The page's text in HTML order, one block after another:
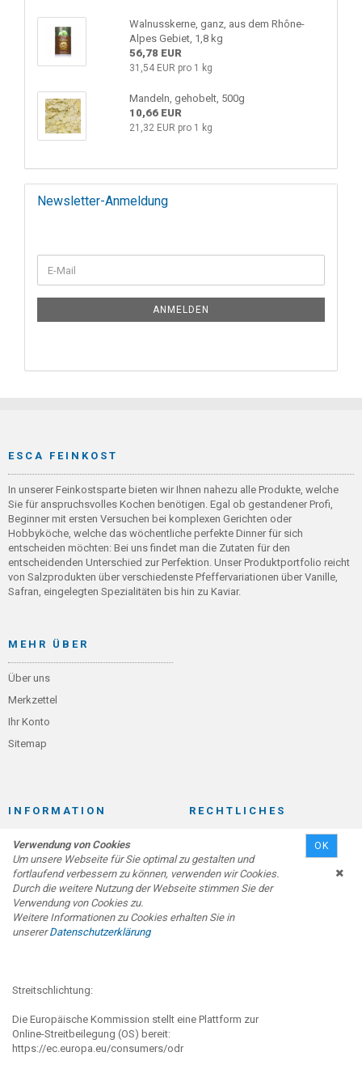
Verwendung von Cookies
Um unsere Webseite für Sie optimal zu gestalten und
fortlaufend verbessern zu können, verwenden wir Cookies.
Durch die weitere Nutzung der Webseite stimmen Sie der
Verwendung von Cookies zu.
Weitere Informationen zu Cookies erhalten Sie in
unsererDatenschutzerklärung
Streitschlichtung:
Die Europäische Kommission stellt eine Plattform zur
Online-Streitbeilegung (OS) bereit:
https://ec.europa.eu/consumers/odr
OK
Walnusskerne, ganz, aus dem Rhône-
Alpes Gebiet, 1,8 kg
56,78 EUR
31,54 EUR pro 1 kg
Mandeln, gehobelt, 500g
10,66 EUR
21,32 EUR pro 1 kg
Newsletter-Anmeldung
ANMELDEN
ESCA FEINKOST
In unserer Feinkostsparte bieten wir Ihnen nahezu alle Produkte, welche
Sie für anspruchsvolles Kochen benötigen. Egal ob gestandener Profi,
Beginner mit ersten Versuchen bei komplexen Gerichten oder
Hobbyköche, welche das wöchentliche perfekte Dinner für sich
entscheiden möchten: Bei uns findet man die Zutaten für den
entscheidenden Unterschied zur Perfektion. Unser Produktportfolio reicht
von Salzprodukten über verschiedenste Pfeffervariationen über Vanille,
Safran, eingelegten Spezialitäten bis hin zu Kaviar.
MEHR ÜBER
Über uns
Merkzettel
Ihr Konto
Sitemap
INFORMATION
Kontakt
Versand- & Zahlungsbedingungen
Zahlungsarten / Preisinformation
Rückruf Service
RECHTLICHES
Widerrufsformular
Allgemeine
Geschäftsbedingungen
Privatsphäre und Datenschutz
SICHER ZAHLEN